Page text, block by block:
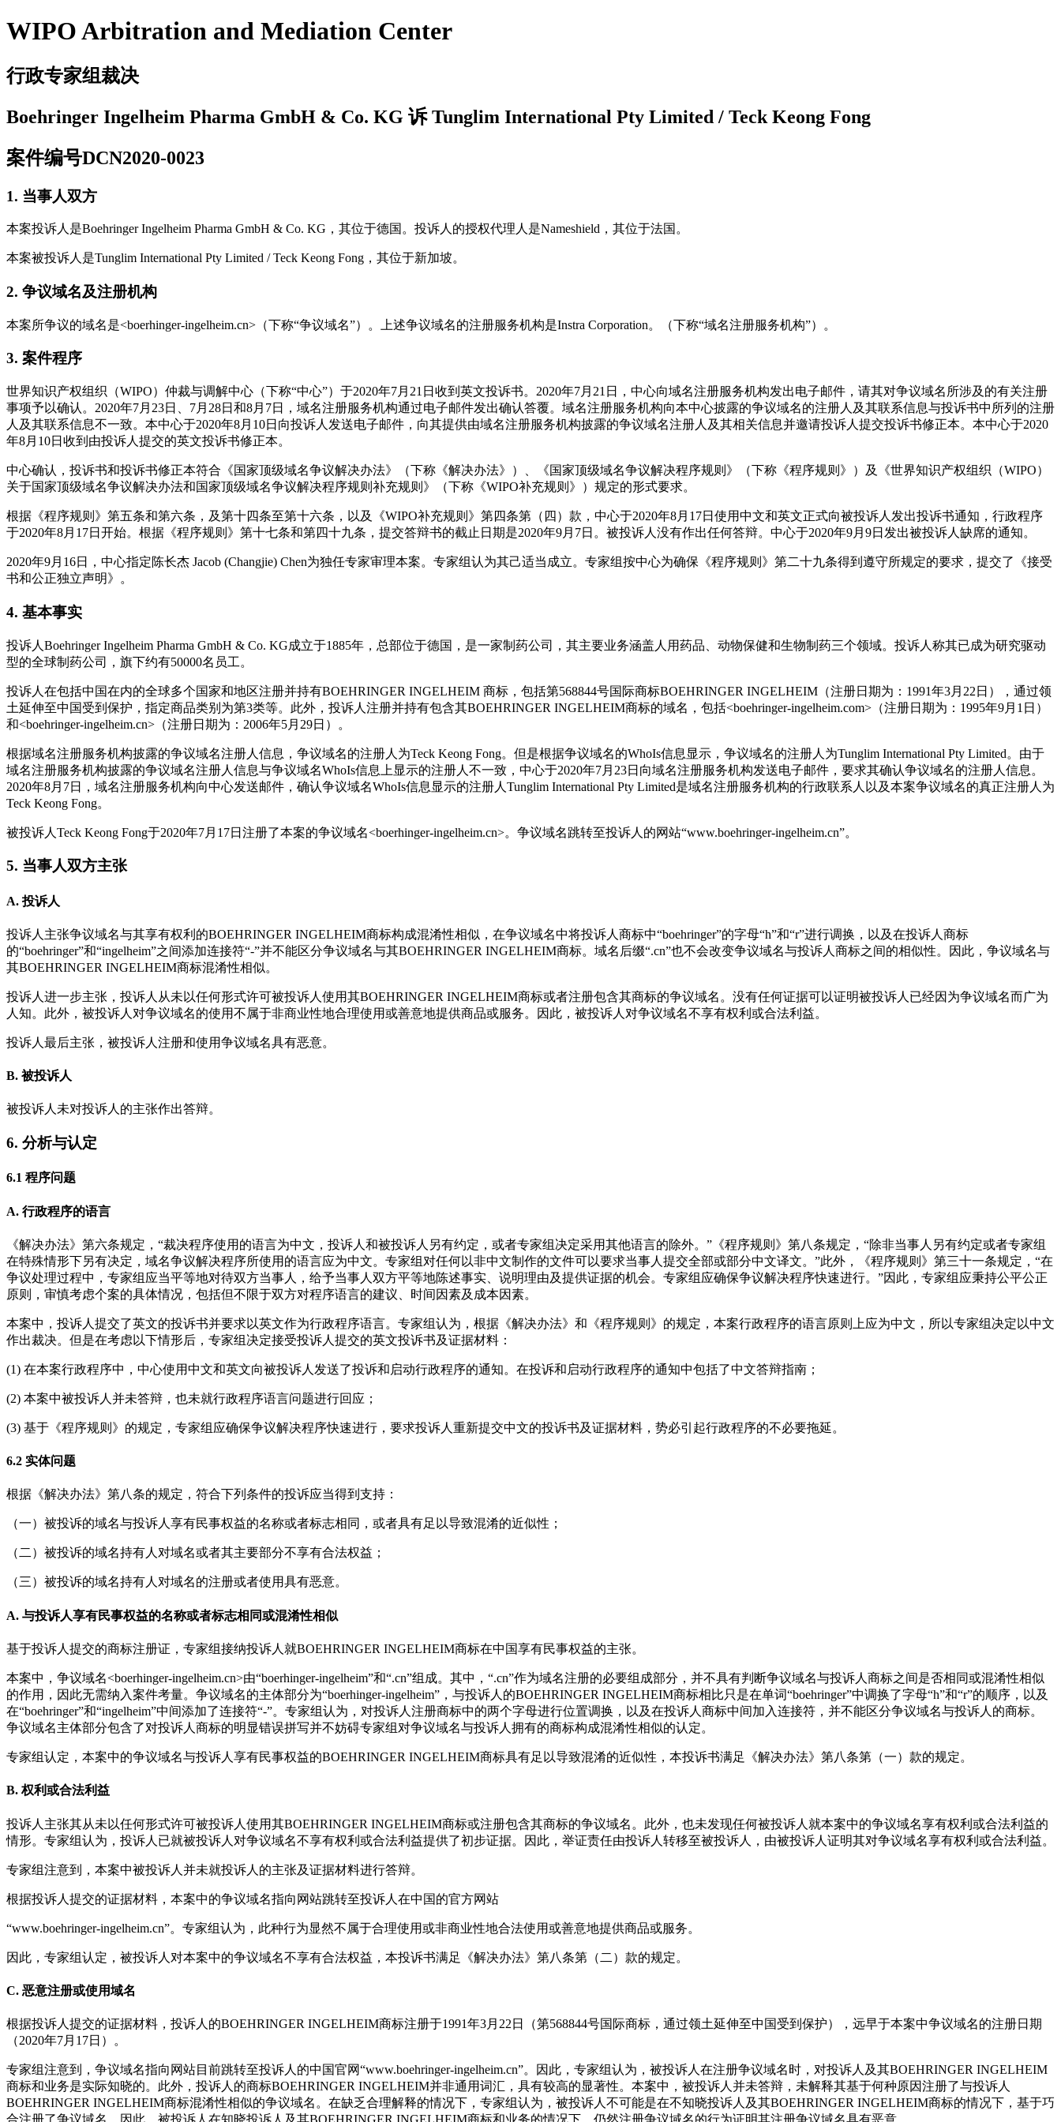
WIPO Arbitration and Mediation Center
行政专家组裁决
Boehringer Ingelheim Pharma GmbH & Co. KG 诉 Tunglim International Pty Limited / Teck Keong Fong
案件编号DCN2020-0023
1. 当事人双方
本案投诉人是Boehringer Ingelheim Pharma GmbH & Co. KG，其位于德国。投诉人的授权代理人是Nameshield，其位于法国。
本案被投诉人是Tunglim International Pty Limited / Teck Keong Fong，其位于新加坡。
2. 争议域名及注册机构
本案所争议的域名是<boerhinger-ingelheim.cn>（下称“争议域名”）。上述争议域名的注册服务机构是Instra Corporation。（下称“域名注册服务机构”）。
3. 案件程序
世界知识产权组织（WIPO）仲裁与调解中心（下称“中心”）于2020年7月21日收到英文投诉书。2020年7月21日，中心向域名注册服务机构发出电子邮件，请其对争议域名所涉及的有关注册
事项予以确认。2020年7月23日、7月28日和8月7日，域名注册服务机构通过电子邮件发出确认答覆。域名注册服务机构向本中心披露的争议域名的注册人及其联系信息与投诉书中所列的注册
人及其联系信息不一致。本中心于2020年8月10日向投诉人发送电子邮件，向其提供由域名注册服务机构披露的争议域名注册人及其相关信息并邀请投诉人提交投诉书修正本。本中心于2020
年8月10日收到由投诉人提交的英文投诉书修正本。
中心确认，投诉书和投诉书修正本符合《国家顶级域名争议解决办法》（下称《解决办法》）、《国家顶级域名争议解决程序规则》（下称《程序规则》）及《世界知识产权组织（WIPO）
关于国家顶级域名争议解决办法和国家顶级域名争议解决程序规则补充规则》（下称《WIPO补充规则》）规定的形式要求。
根据《程序规则》第五条和第六条，及第十四条至第十六条，以及《WIPO补充规则》第四条第（四）款，中心于2020年8月17日使用中文和英文正式向被投诉人发出投诉书通知，行政程序
于2020年8月17日开始。根据《程序规则》第十七条和第四十九条，提交答辩书的截止日期是2020年9月7日。被投诉人没有作出任何答辩。中心于2020年9月9日发出被投诉人缺席的通知。
2020年9月16日，中心指定陈长杰 Jacob (Changjie) Chen为独任专家审理本案。专家组认为其己适当成立。专家组按中心为确保《程序规则》第二十九条得到遵守所规定的要求，提交了《接受
书和公正独立声明》。
4. 基本事实
投诉人Boehringer Ingelheim Pharma GmbH & Co. KG成立于1885年，总部位于德国，是一家制药公司，其主要业务涵盖人用药品、动物保健和生物制药三个领域。投诉人称其已成为研究驱动
型的全球制药公司，旗下约有50000名员工。
投诉人在包括中国在内的全球多个国家和地区注册并持有BOEHRINGER INGELHEIM 商标，包括第568844号国际商标BOEHRINGER INGELHEIM（注册日期为：1991年3月22日），通过领
土延伸至中国受到保护，指定商品类别为第3类等。此外，投诉人注册并持有包含其BOEHRINGER INGELHEIM商标的域名，包括<boehringer-ingelheim.com>（注册日期为：1995年9月1日）
和<boehringer-ingelheim.cn>（注册日期为：2006年5月29日）。
根据域名注册服务机构披露的争议域名注册人信息，争议域名的注册人为Teck Keong Fong。但是根据争议域名的WhoIs信息显示，争议域名的注册人为Tunglim International Pty Limited。由于
域名注册服务机构披露的争议域名注册人信息与争议域名WhoIs信息上显示的注册人不一致，中心于2020年7月23日向域名注册服务机构发送电子邮件，要求其确认争议域名的注册人信息。
2020年8月7日，域名注册服务机构向中心发送邮件，确认争议域名WhoIs信息显示的注册人Tunglim International Pty Limited是域名注册服务机构的行政联系人以及本案争议域名的真正注册人为
Teck Keong Fong。
被投诉人Teck Keong Fong于2020年7月17日注册了本案的争议域名<boerhinger-ingelheim.cn>。争议域名跳转至投诉人的网站“www.boehringer-ingelheim.cn”。
5. 当事人双方主张
A. 投诉人
投诉人主张争议域名与其享有权利的BOEHRINGER INGELHEIM商标构成混淆性相似，在争议域名中将投诉人商标中“boehringer”的字母“h”和“r”进行调换，以及在投诉人商标
的“boehringer”和“ingelheim”之间添加连接符“-”并不能区分争议域名与其BOEHRINGER INGELHEIM商标。域名后缀“.cn”也不会改变争议域名与投诉人商标之间的相似性。因此，争议域名与
其BOEHRINGER INGELHEIM商标混淆性相似。
投诉人进一步主张，投诉人从未以任何形式许可被投诉人使用其BOEHRINGER INGELHEIM商标或者注册包含其商标的争议域名。没有任何证据可以证明被投诉人已经因为争议域名而广为
人知。此外，被投诉人对争议域名的使用不属于非商业性地合理使用或善意地提供商品或服务。因此，被投诉人对争议域名不享有权利或合法利益。
投诉人最后主张，被投诉人注册和使用争议域名具有恶意。
B. 被投诉人
被投诉人未对投诉人的主张作出答辩。
6. 分析与认定
6.1 程序问题
A. 行政程序的语言
《解决办法》第六条规定，“裁决程序使用的语言为中文，投诉人和被投诉人另有约定，或者专家组决定采用其他语言的除外。”《程序规则》第八条规定，“除非当事人另有约定或者专家组
在特殊情形下另有决定，域名争议解决程序所使用的语言应为中文。专家组对任何以非中文制作的文件可以要求当事人提交全部或部分中文译文。”此外，《程序规则》第三十一条规定，“在
争议处理过程中，专家组应当平等地对待双方当事人，给予当事人双方平等地陈述事实、说明理由及提供证据的机会。专家组应确保争议解决程序快速进行。”因此，专家组应秉持公平公正
原则，审慎考虑个案的具体情况，包括但不限于双方对程序语言的建议、时间因素及成本因素。
本案中，投诉人提交了英文的投诉书并要求以英文作为行政程序语言。专家组认为，根据《解决办法》和《程序规则》的规定，本案行政程序的语言原则上应为中文，所以专家组决定以中文
作出裁决。但是在考虑以下情形后，专家组决定接受投诉人提交的英文投诉书及证据材料：
(1) 在本案行政程序中，中心使用中文和英文向被投诉人发送了投诉和启动行政程序的通知。在投诉和启动行政程序的通知中包括了中文答辩指南；
(2) 本案中被投诉人并未答辩，也未就行政程序语言问题进行回应；
(3) 基于《程序规则》的规定，专家组应确保争议解决程序快速进行，要求投诉人重新提交中文的投诉书及证据材料，势必引起行政程序的不必要拖延。
6.2 实体问题
根据《解决办法》第八条的规定，符合下列条件的投诉应当得到支持：
（一）被投诉的域名与投诉人享有民事权益的名称或者标志相同，或者具有足以导致混淆的近似性；
（二）被投诉的域名持有人对域名或者其主要部分不享有合法权益；
（三）被投诉的域名持有人对域名的注册或者使用具有恶意。
A. 与投诉人享有民事权益的名称或者标志相同或混淆性相似
基于投诉人提交的商标注册证，专家组接纳投诉人就BOEHRINGER INGELHEIM商标在中国享有民事权益的主张。
本案中，争议域名<boerhinger-ingelheim.cn>由“boerhinger-ingelheim”和“.cn”组成。其中，“.cn”作为域名注册的必要组成部分，并不具有判断争议域名与投诉人商标之间是否相同或混淆性相似
的作用，因此无需纳入案件考量。争议域名的主体部分为“boerhinger-ingelheim”，与投诉人的BOEHRINGER INGELHEIM商标相比只是在单词“boehringer”中调换了字母“h”和“r”的顺序，以及
在“boehringer”和“ingelheim”中间添加了连接符“-”。专家组认为，对投诉人注册商标中的两个字母进行位置调换，以及在投诉人商标中间加入连接符，并不能区分争议域名与投诉人的商标。
争议域名主体部分包含了对投诉人商标的明显错误拼写并不妨碍专家组对争议域名与投诉人拥有的商标构成混淆性相似的认定。
专家组认定，本案中的争议域名与投诉人享有民事权益的BOEHRINGER INGELHEIM商标具有足以导致混淆的近似性，本投诉书满足《解决办法》第八条第（一）款的规定。
B. 权利或合法利益
投诉人主张其从未以任何形式许可被投诉人使用其BOEHRINGER INGELHEIM商标或注册包含其商标的争议域名。此外，也未发现任何被投诉人就本案中的争议域名享有权利或合法利益的
情形。专家组认为，投诉人已就被投诉人对争议域名不享有权利或合法利益提供了初步证据。因此，举证责任由投诉人转移至被投诉人，由被投诉人证明其对争议域名享有权利或合法利益。
专家组注意到，本案中被投诉人并未就投诉人的主张及证据材料进行答辩。
根据投诉人提交的证据材料，本案中的争议域名指向网站跳转至投诉人在中国的官方网站
“www.boehringer-ingelheim.cn”。专家组认为，此种行为显然不属于合理使用或非商业性地合法使用或善意地提供商品或服务。
因此，专家组认定，被投诉人对本案中的争议域名不享有合法权益，本投诉书满足《解决办法》第八条第（二）款的规定。
C. 恶意注册或使用域名
根据投诉人提交的证据材料，投诉人的BOEHRINGER INGELHEIM商标注册于1991年3月22日（第568844号国际商标，通过领土延伸至中国受到保护），远早于本案中争议域名的注册日期
（2020年7月17日）。
专家组注意到，争议域名指向网站目前跳转至投诉人的中国官网“www.boehringer-ingelheim.cn”。因此，专家组认为，被投诉人在注册争议域名时，对投诉人及其BOEHRINGER INGELHEIM
商标和业务是实际知晓的。此外，投诉人的商标BOEHRINGER INGELHEIM并非通用词汇，具有较高的显著性。本案中，被投诉人并未答辩，未解释其基于何种原因注册了与投诉人
BOEHRINGER INGELHEIM商标混淆性相似的争议域名。在缺乏合理解释的情况下，专家组认为，被投诉人不可能是在不知晓投诉人及其BOEHRINGER INGELHEIM商标的情况下，基于巧
合注册了争议域名。因此，被投诉人在知晓投诉人及其BOEHRINGER INGELHEIM商标和业务的情况下，仍然注册争议域名的行为证明其注册争议域名具有恶意。